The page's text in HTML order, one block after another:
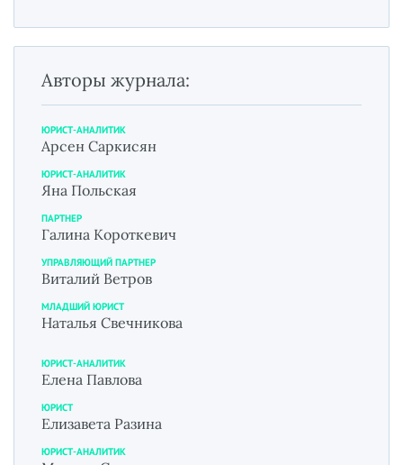
Авторы журнала:
ЮРИСТ-АНАЛИТИК
Арсен Саркисян
ЮРИСТ-АНАЛИТИК
Яна Польская
ПАРТНЕР
Галина Короткевич
УПРАВЛЯЮЩИЙ ПАРТНЕР
Виталий Ветров
МЛАДШИЙ ЮРИСТ
Наталья Свечникова
ЮРИСТ-АНАЛИТИК
Елена Павлова
ЮРИСТ
Елизавета Разина
ЮРИСТ-АНАЛИТИК